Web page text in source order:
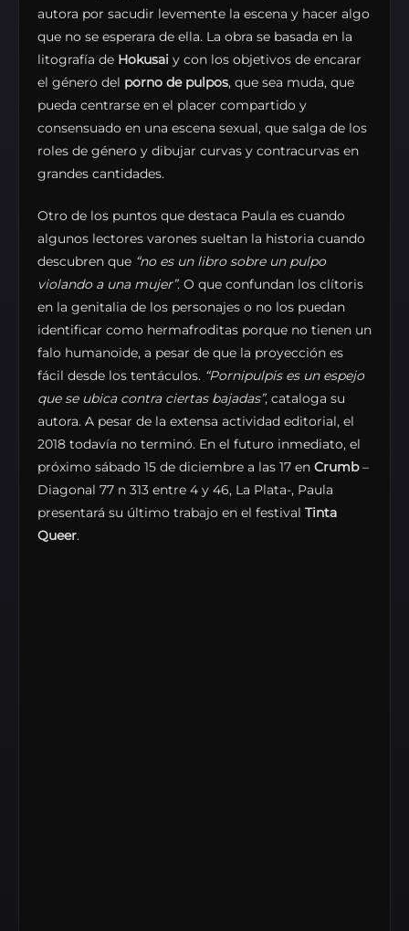
autora por sacudir levemente la escena y hacer algo
que no se esperara de ella. La obra se basada en la
litografía de Hokusai y con los objetivos de encarar
el género del porno de pulpos, que sea muda, que
pueda centrarse en el placer compartido y
consensuado en una escena sexual, que salga de los
roles de género y dibujar curvas y contracurvas en
grandes cantidades.
Otro de los puntos que destaca Paula es cuando
algunos lectores varones sueltan la historia cuando
descubren que “no es un libro sobre un pulpo
violando a una mujer”. O que confundan los clítoris
en la genitalia de los personajes o no los puedan
identificar como hermafroditas porque no tienen un
falo humanoide, a pesar de que la proyección es
fácil desde los tentáculos. “Pornipulpis es un espejo
que se ubica contra ciertas bajadas”, cataloga su
autora. A pesar de la extensa actividad editorial, el
2018 todavía no terminó. En el futuro inmediato, el
próximo sábado 15 de diciembre a las 17 en Crumb–
Diagonal 77 n 313 entre 4 y 46, La Plata-, Paula
presentará su último trabajo en el festival Tinta
Queer.